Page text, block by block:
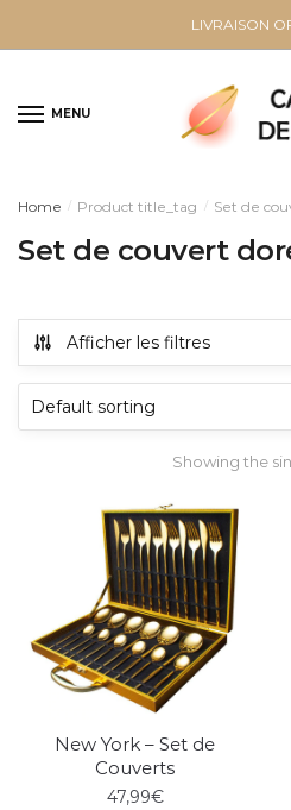
LIVRAISON
MENU
Home / Product title_tag / Set de
Set de couvert
Afficher les filtres
Showing the
New York – Set de
Couverts
47,99€